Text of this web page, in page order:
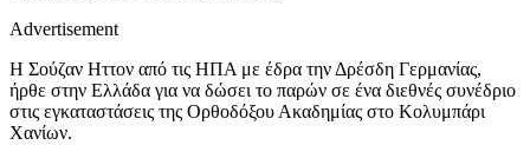
Advertisement
Η Σούζαν Ηττον από τις ΗΠΑ με έδρα την Δρέσδη Γερμανίας,
ήρθε στην Ελλάδα για να δώσει το παρών σε ένα διεθνές συνέδριο
στις εγκαταστάσεις της Ορθοδόξου Ακαδημίας στο Κολυμπάρι
Χανίων.